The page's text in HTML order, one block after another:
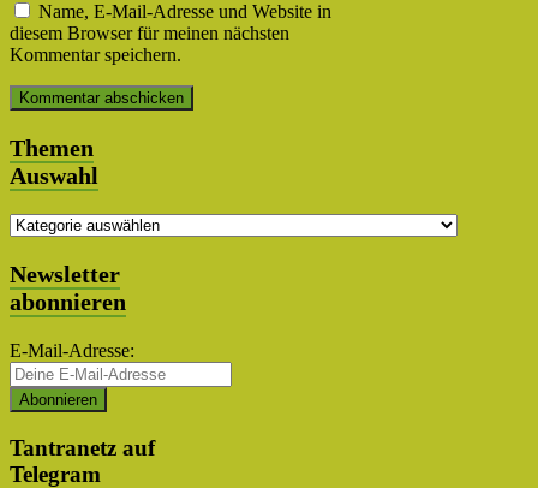
Name, E-Mail-Adresse und Website in
diesem Browser für meinen nächsten
Kommentar speichern.
Themen
Auswahl
Themen
Newsletter
abonnieren
E-Mail-Adresse:
Tantranetz auf
Telegram